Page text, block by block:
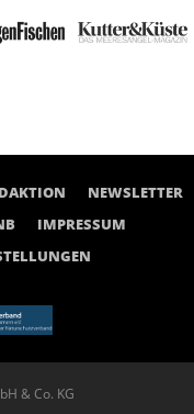
NEWSLETTER
IMPRESSUM
& Co. KG